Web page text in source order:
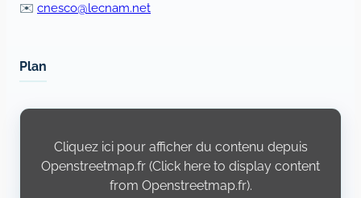
✉️ cnesco@lecnam.net
Plan
Display
Openstreetmap.fr
Cliquez ici pour afficher du contenu depuis
Openstreetmap.fr (Click here to display content
from Openstreetmap.fr).